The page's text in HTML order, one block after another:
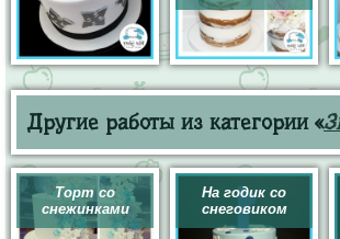
Другие работы из категории «
Торт со
снежинками
На годик со
снеговиком